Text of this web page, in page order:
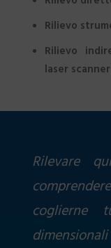
Rilievo
Rilievo
laser scanner
Rilevare